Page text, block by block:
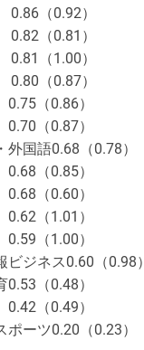
（0.92）
（0.81）
（1.00）
（0.87）
（0.86）
（0.87）
国語0.68（0.78）
（0.85）
（0.60）
（1.01）
（1.00）
ビジネス0.60（0.98）
（0.48）
（0.49）
ーツ0.20（0.23）